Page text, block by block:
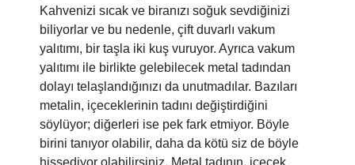
Kahvenizi sıcak ve biranızı soğuk sevdiğinizi
biliyorlar ve bu nedenle, çift duvarlı vakum
yalıtımı, bir taşla iki kuş vuruyor. Ayrıca vakum
yalıtımı ile birlikte gelebilecek metal tadından
dolayı telaşlandığınızı da unutmadılar. Bazıları
metalin, içeceklerinin tadını değiştirdiğini
söylüyor; diğerleri ise pek fark etmiyor. Böyle
birini tanıyor olabilir, daha da kötü siz de böyle